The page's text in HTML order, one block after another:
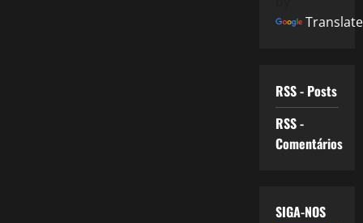
Translate
RSS - Posts
RSS -
Comentários
SIGA-NOS